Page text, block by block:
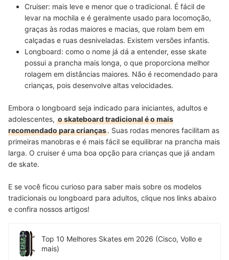
Cruiser: mais leve e menor que o tradicional. É fácil de
levar na mochila e é geralmente usado para locomoção,
graças às rodas maiores e macias, que rolam bem em
calçadas e ruas desniveladas. Existem versões infantis.
Longboard: como o nome já dá a entender, esse skate
possui a prancha mais longa, o que proporciona melhor
rolagem em distâncias maiores. Não é recomendado para
crianças, pois desenvolve altas velocidades.
Embora o longboard seja indicado para iniciantes, adultos e
adolescentes, o skateboard tradicional é o mais
recomendado para crianças. Suas rodas menores facilitam as
primeiras manobras e é mais fácil se equilibrar na prancha mais
larga. O cruiser é uma boa opção para crianças que já andam
de skate.
E se você ficou curioso para saber mais sobre os modelos
tradicionais ou longboard para adultos, clique nos links abaixo
e confira nossos artigos!
Top 10 Melhores Skates em 2026 (Cisco, Vollo e
mais)